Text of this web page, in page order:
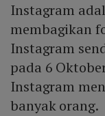
Instagram
membagikan
Instagram
pada 6
Instagram
banyak orang.